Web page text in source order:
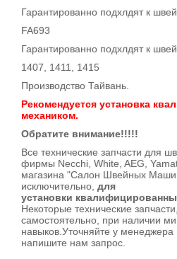
Гарантированно подхлдят к
FA693
Гарантированно подхлдят к
1407, 1411, 1415
Производство Тайвань.
Рекомендуется установка
механиком.
Обратите внимание!!!!!
Все технические запчасти для
фирмы Necchi, White, AEG,
магазина "Салон Швейных
исключительно, для
установки
Некоторые технические
самостоятельно, при наличии
навыков.Уточняйте у
напишите нам запрос.